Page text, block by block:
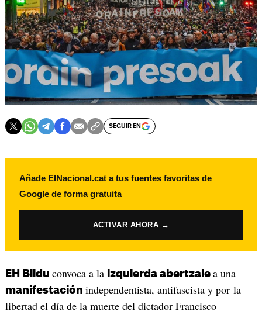
SEGUIR EN
Añade ElNacional.cat a tus fuentes favoritas de
Google de forma gratuita
ACTIVAR AHORA →
EH Bildu convoca a la izquierda abertzale a una
manifestación independentista, antifascista y por la
libertad el día de la muerte del dictador Francisco